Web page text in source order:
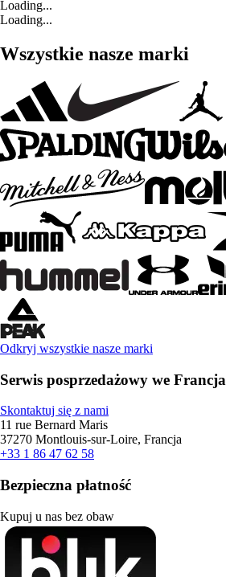
Loading...
Loading...
Wszystkie nasze marki
Odkryj wszystkie nasze marki
Serwis posprzedażowy we Francja
Skontaktuj się z nami
11 rue Bernard Maris
37270 Montlouis-sur-Loire, Francja
+33 1 86 47 62 58
Bezpieczna płatność
Kupuj u nas bez obaw